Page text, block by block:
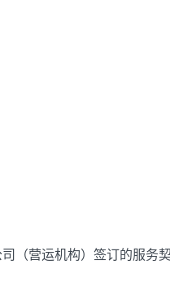
（营运机构）签订的服务